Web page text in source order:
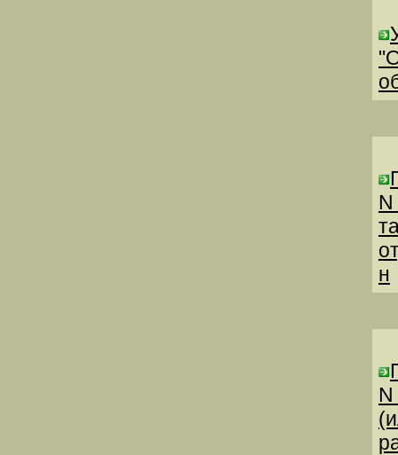
н